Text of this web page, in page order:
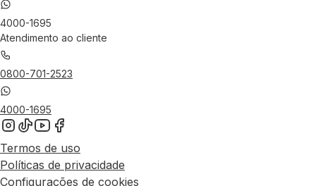
4000-1695
Atendimento ao cliente
0800-701-2523
4000-1695
Termos de uso
Políticas de privacidade
Configurações de cookies